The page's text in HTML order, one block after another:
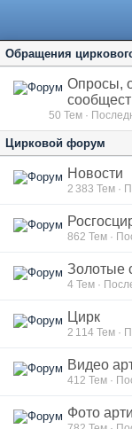
Обращения
Опросы,
50 Тем ·
Цирковой форум
Новости
2 383 Тем ·
862 Тем ·
Золотые
4 Тем ·
Цирк
2 114 Тем ·
Видео
412 Тем ·
Фото